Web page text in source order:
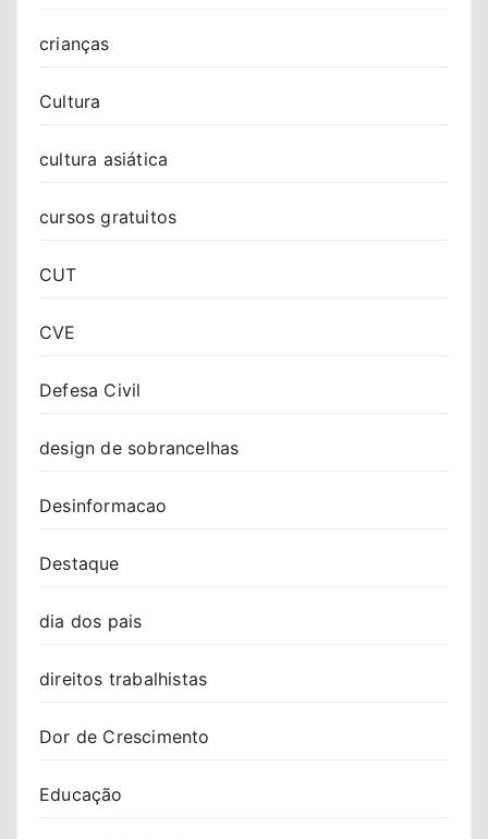
crianças
Cultura
cultura asiática
cursos gratuitos
CUT
CVE
Defesa Civil
design de sobrancelhas
Desinformacao
Destaque
dia dos pais
direitos trabalhistas
Dor de Crescimento
Educação